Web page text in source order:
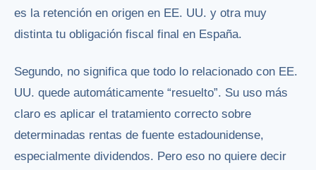
es la retención en origen en EE. UU. y otra muy
distinta tu obligación fiscal final en España.
Segundo, no significa que todo lo relacionado con EE.
UU. quede automáticamente “resuelto”. Su uso más
claro es aplicar el tratamiento correcto sobre
determinadas rentas de fuente estadounidense,
especialmente dividendos. Pero eso no quiere decir